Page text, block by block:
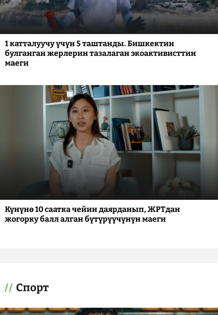
1 катталуучу үчүн 5 таштанды. Бишкектин
булганган жерлерин тазалаган экоактивисттин
маеги
Күнүнө 10 саатка чейин даярданып, ЖРТдан
жогорку балл алган бүтүрүүчүнүн маеги
Спорт